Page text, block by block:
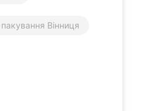
Вінниця